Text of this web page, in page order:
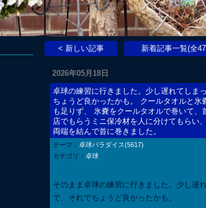
< 新しい記事 新着記事一覧(全
2026年05月18日
卓球の練習に行きました。少し遅れてしま
ちょうど良かったかも。 クールタオルと氷
も足りず、 氷嚢をクールタオルで巻いて、
店でもらうミニ保冷材を人に分けてもらい
両端を結んで首に巻きました。
テーマ： 卓球パラダイス(5617)
カテゴリ： 卓球
そのまま卓球の練習に行きました。少し遅
で、それでちょうど良かったかも。